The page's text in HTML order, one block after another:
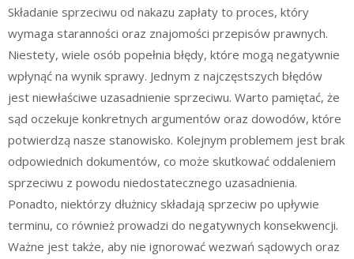
Składanie sprzeciwu od nakazu zapłaty to proces, który
wymaga staranności oraz znajomości przepisów prawnych.
Niestety, wiele osób popełnia błędy, które mogą negatywnie
wpłynąć na wynik sprawy. Jednym z najczęstszych błędów
jest niewłaściwe uzasadnienie sprzeciwu. Warto pamiętać, że
sąd oczekuje konkretnych argumentów oraz dowodów, które
potwierdzą nasze stanowisko. Kolejnym problemem jest brak
odpowiednich dokumentów, co może skutkować oddaleniem
sprzeciwu z powodu niedostatecznego uzasadnienia.
Ponadto, niektórzy dłużnicy składają sprzeciw po upływie
terminu, co również prowadzi do negatywnych konsekwencji.
Ważne jest także, aby nie ignorować wezwań sądowych oraz